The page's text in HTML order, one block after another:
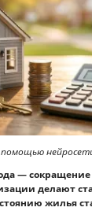
—
делают
жилья